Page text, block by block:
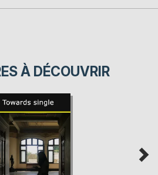
À DÉCOUVRIR